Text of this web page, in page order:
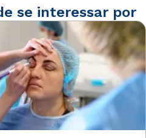
se interessar por